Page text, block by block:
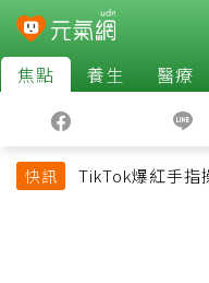
焦點 養生 醫療
快訊
TikTok爆紅手指